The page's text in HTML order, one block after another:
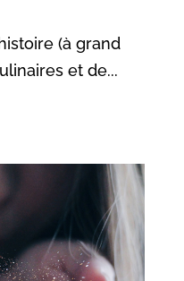
(à grand
et de...